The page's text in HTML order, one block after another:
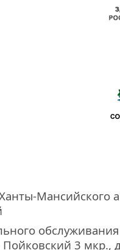
Мансийского
3 мкр.,